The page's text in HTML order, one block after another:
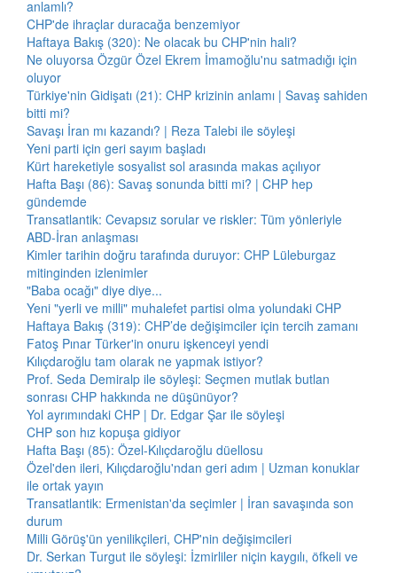
anlamlı?
CHP'de ihraçlar duracağa benzemiyor
Haftaya Bakış (320): Ne olacak bu CHP'nin hali?
Ne oluyorsa Özgür Özel Ekrem İmamoğlu'nu satmadığı için
oluyor
Türkiye'nin Gidişatı (21): CHP krizinin anlamı | Savaş sahiden
bitti mi?
Savaşı İran mı kazandı? | Reza Talebi ile söyleşi
Yeni parti için geri sayım başladı
Kürt hareketiyle sosyalist sol arasında makas açılıyor
Hafta Başı (86): Savaş sonunda bitti mi? | CHP hep
gündemde
Transatlantik: Cevapsız sorular ve riskler: Tüm yönleriyle
ABD-İran anlaşması
Kimler tarihin doğru tarafında duruyor: CHP Lüleburgaz
mitinginden izlenimler
"Baba ocağı" diye diye...
Yeni "yerli ve milli" muhalefet partisi olma yolundaki CHP
Haftaya Bakış (319): CHP’de değişimciler için tercih zamanı
Fatoş Pınar Türker'in onuru işkenceyi yendi
Kılıçdaroğlu tam olarak ne yapmak istiyor?
Prof. Seda Demiralp ile söyleşi: Seçmen mutlak butlan
sonrası CHP hakkında ne düşünüyor?
Yol ayrımındaki CHP | Dr. Edgar Şar ile söyleşi
CHP son hız kopuşa gidiyor
Hafta Başı (85): Özel-Kılıçdaroğlu düellosu
Özel'den ileri, Kılıçdaroğlu'ndan geri adım | Uzman konuklar
ile ortak yayın
Transatlantik: Ermenistan'da seçimler | İran savaşında son
durum
Milli Görüş'ün yenilikçileri, CHP'nin değişimcileri
Dr. Serkan Turgut ile söyleşi: İzmirliler niçin kaygılı, öfkeli ve